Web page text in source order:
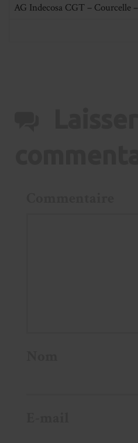
AG Indecosa CGT – Courcelle